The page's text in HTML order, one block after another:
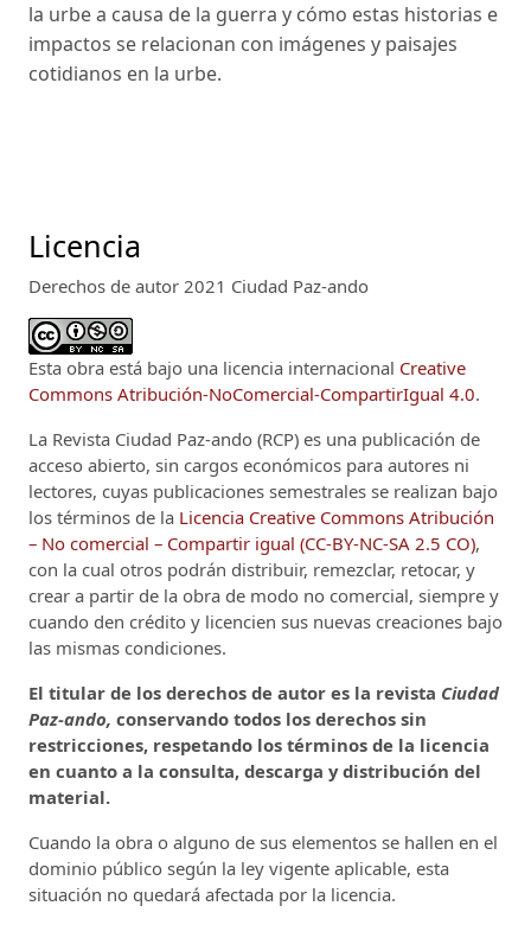
la urbe a causa de la guerra y cómo estas historias e
impactos se relacionan con imágenes y paisajes
cotidianos en la urbe.
Licencia
Derechos de autor 2021 Ciudad Paz-ando
Esta obra está bajo una licencia internacional Creative
Commons Atribución-NoComercial-CompartirIgual 4.0.
La Revista Ciudad Paz-ando (RCP) es una publicación de
acceso abierto, sin cargos económicos para autores ni
lectores, cuyas publicaciones semestrales se realizan bajo
los términos de la Licencia Creative Commons Atribución
– No comercial – Compartir igual (CC-BY-NC-SA 2.5 CO),
con la cual otros podrán distribuir, remezclar, retocar, y
crear a partir de la obra de modo no comercial, siempre y
cuando den crédito y licencien sus nuevas creaciones bajo
las mismas condiciones.
El titular de los derechos de autor es la revista Ciudad
Paz-ando, conservando todos los derechos sin
restricciones, respetando los términos de la licencia
en cuanto a la consulta, descarga y distribución del
material.
Cuando la obra o alguno de sus elementos se hallen en el
dominio público según la ley vigente aplicable, esta
situación no quedará afectada por la licencia.